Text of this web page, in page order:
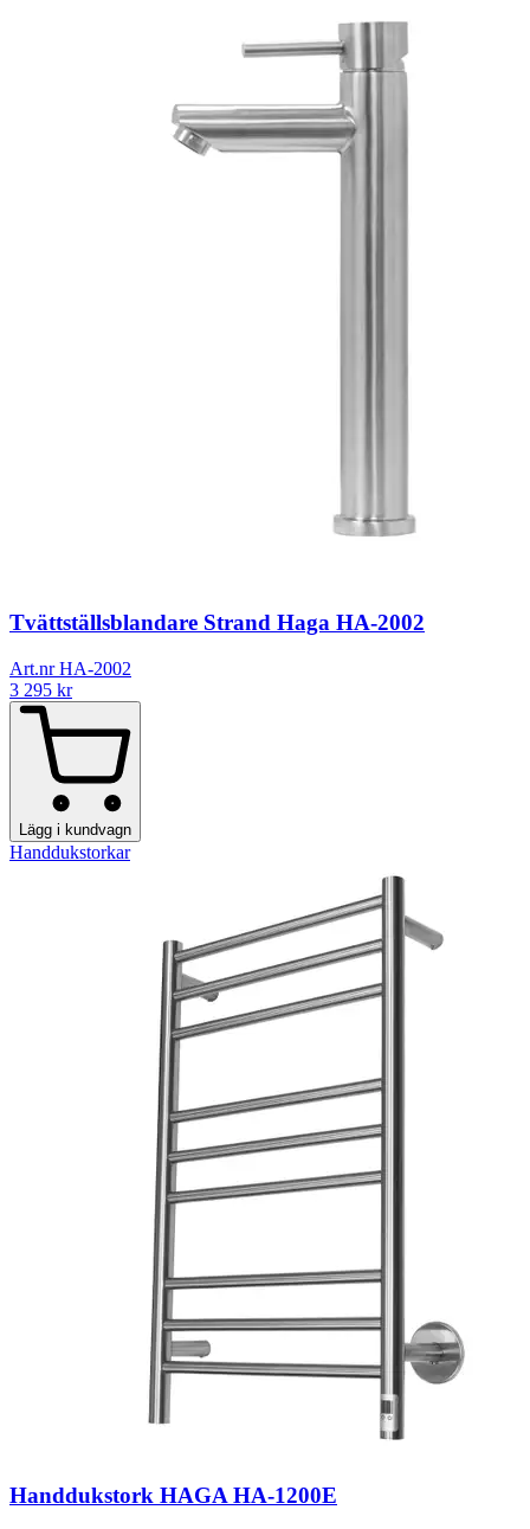
Tvättställsblandare Strand Haga HA-2002
Art.nr HA-2002
3 295 kr
Lägg i kundvagn
Handdukstorkar
Handdukstork HAGA HA-1200E